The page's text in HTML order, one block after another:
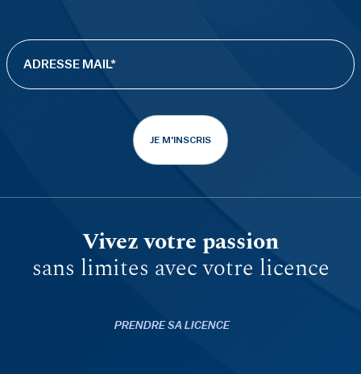
JE M'INSCRIS
Vivez votre passion
sans limites avec votre licence
PRENDRE SA LICENCE